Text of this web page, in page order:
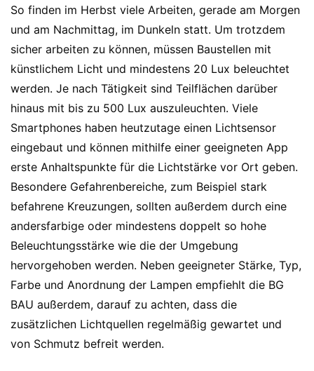
So finden im Herbst viele Arbeiten, gerade am Morgen
und am Nachmittag, im Dunkeln statt. Um trotzdem
sicher arbeiten zu können, müssen Baustellen mit
künstlichem Licht und mindestens 20 Lux beleuchtet
werden. Je nach Tätigkeit sind Teilflächen darüber
hinaus mit bis zu 500 Lux auszuleuchten. Viele
Smartphones haben heutzutage einen Lichtsensor
eingebaut und können mithilfe einer geeigneten App
erste Anhaltspunkte für die Lichtstärke vor Ort geben.
Besondere Gefahrenbereiche, zum Beispiel stark
befahrene Kreuzungen, sollten außerdem durch eine
andersfarbige oder mindestens doppelt so hohe
Beleuchtungsstärke wie die der Umgebung
hervorgehoben werden. Neben geeigneter Stärke, Typ,
Farbe und Anordnung der Lampen empfiehlt die BG
BAU außerdem, darauf zu achten, dass die
zusätzlichen Lichtquellen regelmäßig gewartet und
von Schmutz befreit werden.